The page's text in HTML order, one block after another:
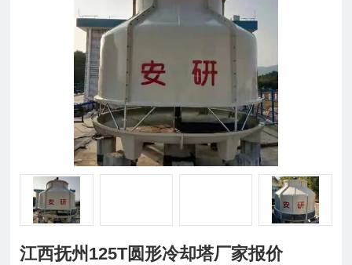
江西抚州125T圆形冷却塔厂家报价